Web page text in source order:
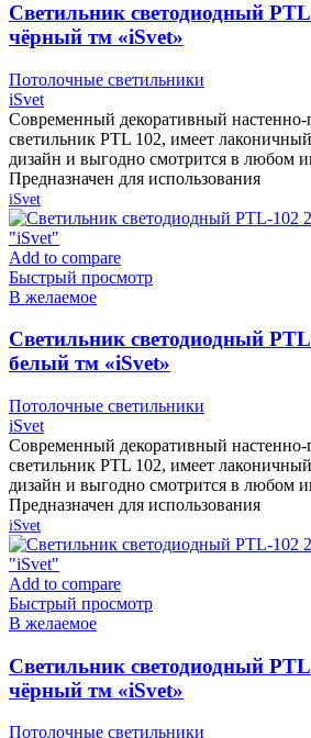
Cветильник светодиодный
чёрный тм «iSvet»
Потолочные светильники
iSvet
Современный декоративный
светильник PTL 102, имеет
дизайн и выгодно смотрится в любом
Предназначен для использования
iSvet
Add to compare
Быстрый просмотр
В желаемое
Cветильник светодиодный
белый тм «iSvet»
Потолочные светильники
iSvet
Современный декоративный
светильник PTL 102, имеет
дизайн и выгодно смотрится в любом
Предназначен для использования
iSvet
Add to compare
Быстрый просмотр
В желаемое
Cветильник светодиодный
чёрный тм «iSvet»
Потолочные светильники